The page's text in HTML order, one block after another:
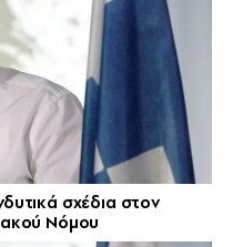
σχέδια στον
Νόμου